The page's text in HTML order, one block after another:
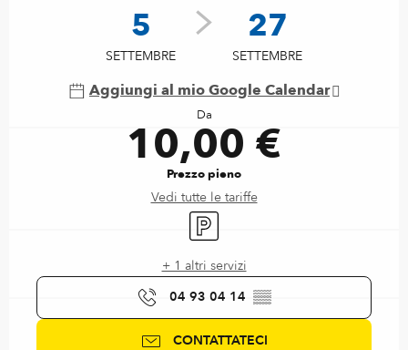
5
SETTEMBRE
27
SETTEMBRE
Aggiungi al mio Google Calendar
Da
10,00 €
Prezzo pieno
Vedi tutte le tariffe
Parcheggio
+ 1 altri servizi
04 93 04 14 ▒▒
CONTATTATECI